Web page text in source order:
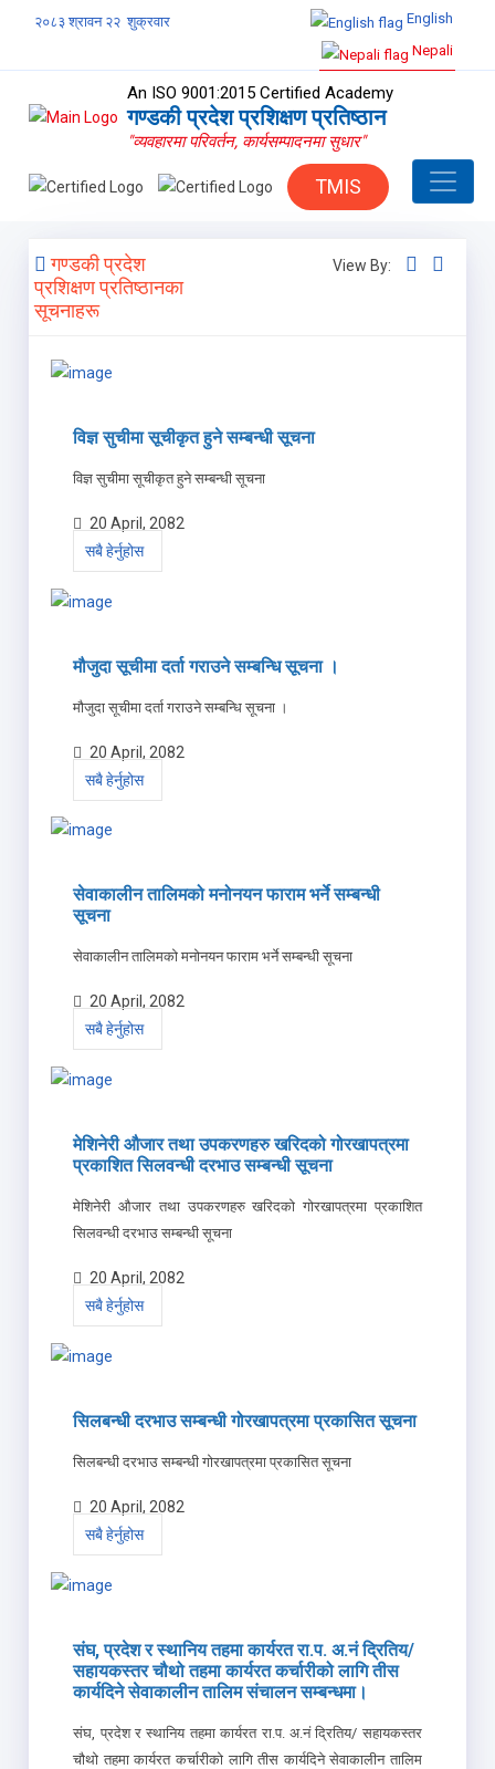
२०८३ श्रावन २२ शुक्रवार
English
Nepali
An ISO 9001:2015 Certified Academy
गण्डकी प्रदेश प्रशिक्षण प्रतिष्ठान
"व्यवहारमा परिवर्तन, कार्यसम्पादनमा सुधार"
TMIS
गण्डकी प्रदेश
प्रशिक्षण प्रतिष्ठानका
सूचनाहरू
View By:
विज्ञ सुचीमा सूचीकृत हुने सम्बन्धी सूचना
विज्ञ सुचीमा सूचीकृत हुने सम्बन्धी सूचना
20 April, 2082
सबै हेर्नुहोस
मौजुदा सूचीमा दर्ता गराउने सम्बन्धि सूचना ।
मौजुदा सूचीमा दर्ता गराउने सम्बन्धि सूचना ।
20 April, 2082
सबै हेर्नुहोस
सेवाकालीन तालिमको मनोनयन फाराम भर्ने सम्बन्धी
सूचना
सेवाकालीन तालिमको मनोनयन फाराम भर्ने सम्बन्धी सूचना
20 April, 2082
सबै हेर्नुहोस
मेशिनेरी औजार तथा उपकरणहरु खरिदको गोरखापत्रमा
प्रकाशित सिलवन्धी दरभाउ सम्बन्धी सूचना
मेशिनेरी औजार तथा उपकरणहरु खरिदको गोरखापत्रमा प्रकाशित
सिलवन्धी दरभाउ सम्बन्धी सूचना
20 April, 2082
सबै हेर्नुहोस
सिलबन्धी दरभाउ सम्बन्धी गोरखापत्रमा प्रकासित सूचना
सिलबन्धी दरभाउ सम्बन्धी गोरखापत्रमा प्रकासित सूचना
20 April, 2082
सबै हेर्नुहोस
संघ, प्रदेश र स्थानिय तहमा कार्यरत रा.प. अ.नं द्रितिय/
सहायकस्तर चौथो तहमा कार्यरत कर्चारीको लागि तीस
कार्यदिने सेवाकालीन तालिम संचालन सम्बन्धमा।
संघ, प्रदेश र स्थानिय तहमा कार्यरत रा.प. अ.नं द्रितिय/ सहायकस्तर
चौथो तहमा कार्यरत कर्चारीको लागि तीस कार्यदिने सेवाकालीन तालिम